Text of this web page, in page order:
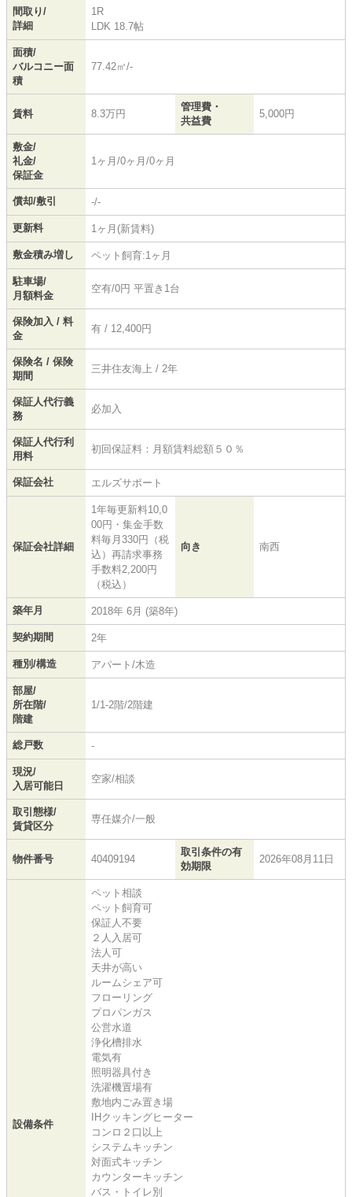
間取り/
詳細
1R
LDK 18.7帖
面積/
バルコニー面
積
77.42㎡/-
賃料 8.3万円
管理費・
共益費
5,000円
敷金/
礼金/
保証金
1ヶ月/0ヶ月/0ヶ月
償却/敷引 -/-
更新料 1ヶ月(新賃料)
敷金積み増し ペット飼育:1ヶ月
駐車場/
月額料金
空有/0円 平置き1台
保険加入 / 料
金
有 / 12,400円
保険名 / 保険
期間
三井住友海上 / 2年
保証人代行義
務
必加入
保証人代行利
用料
初回保証料：月額賃料総額５０％
保証会社 エルズサポート
保証会社詳細
1年毎更新料10,0
00円・集金手数
料毎月330円（税
込）再請求事務
手数料2,200円
（税込）
向き 南西
築年月 2018年 6月 (築8年)
契約期間 2年
種別/構造 アパート/木造
部屋/
所在階/
階建
1/1-2階/2階建
総戸数 -
現況/
入居可能日
空家/相談
取引態様/
賃貸区分
専任媒介/一般
物件番号 40409194
取引条件の有
効期限
2026年08月11日
設備条件
ペット相談
ペット飼育可
保証人不要
２人入居可
法人可
天井が高い
ルームシェア可
フローリング
プロパンガス
公営水道
浄化槽排水
電気有
照明器具付き
洗濯機置場有
敷地内ごみ置き場
IHクッキングヒーター
コンロ２口以上
システムキッチン
対面式キッチン
カウンターキッチン
バス・トイレ別